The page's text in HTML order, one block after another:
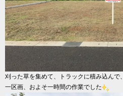
刈った草を集めて、トラックに積み込んで、
一区画、およそ一時間の作業でした